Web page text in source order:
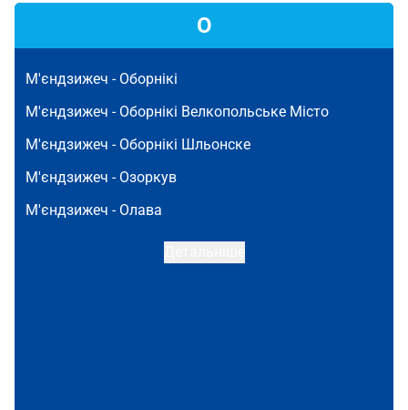
О
М'єндзижеч - Оборнікі
М'єндзижеч - Оборнікі Велкопольське Місто
М'єндзижеч - Оборнікі Шльонске
М'єндзижеч - Озоркув
М'єндзижеч - Олава